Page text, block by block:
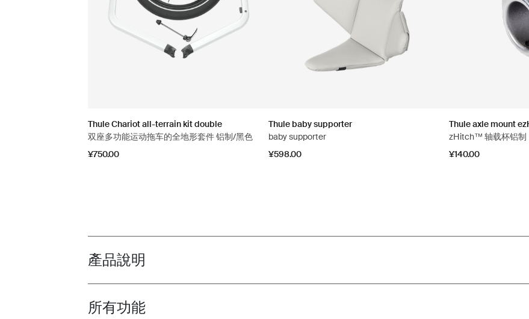
Thule Chariot all-terrain kit double
双座多功能运动拖车的全地形套件 铝制/黑色
¥750.00
Thule baby supporter
baby supporter
¥598.00
Thule axle mount
zHitch™ 轴载杯铝制
¥140.00
Toggle overview
產品說明
Toggle features
所有功能